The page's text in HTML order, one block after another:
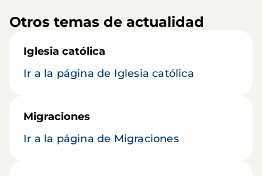
Otros temas de actualidad
Iglesia católica
Ir a la página de Iglesia católica
Migraciones
Ir a la página de Migraciones